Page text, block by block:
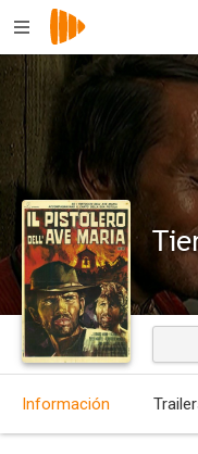
Información